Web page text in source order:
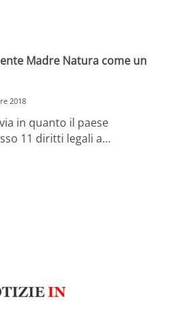
Madre Natura come un
2018
in quanto il paese
11 diritti legali a…